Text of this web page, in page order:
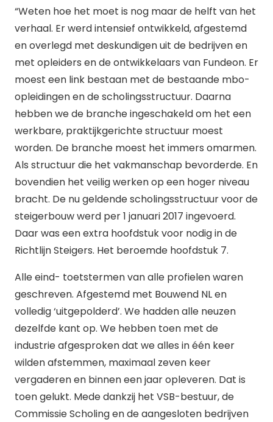
“Weten hoe het moet is nog maar de helft van het
verhaal. Er werd intensief ontwikkeld, afgestemd
en overlegd met deskundigen uit de bedrijven en
met opleiders en de ontwikkelaars van Fundeon. Er
moest een link bestaan met de bestaande mbo-
opleidingen en de scholingsstructuur. Daarna
hebben we de branche ingeschakeld om het een
werkbare, praktijkgerichte structuur moest
worden. De branche moest het immers omarmen.
Als structuur die het vakmanschap bevorderde. En
bovendien het veilig werken op een hoger niveau
bracht. De nu geldende scholingsstructuur voor de
steigerbouw werd per 1 januari 2017 ingevoerd.
Daar was een extra hoofdstuk voor nodig in de
Richtlijn Steigers. Het beroemde hoofdstuk 7.
Alle eind- toetstermen van alle profielen waren
geschreven. Afgestemd met Bouwend NL en
volledig ‘uitgepolderd’. We hadden alle neuzen
dezelfde kant op. We hebben toen met de
industrie afgesproken dat we alles in één keer
wilden afstemmen, maximaal zeven keer
vergaderen en binnen een jaar opleveren. Dat is
toen gelukt. Mede dankzij het VSB-bestuur, de
Commissie Scholing en de aangesloten bedrijven